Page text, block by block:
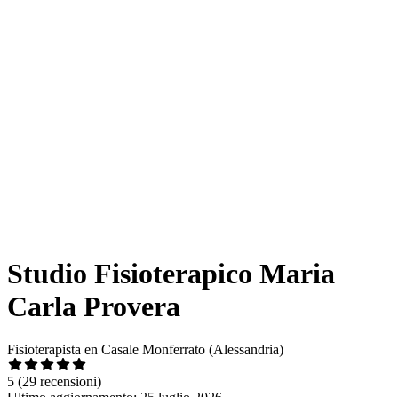
Studio Fisioterapico Maria
Carla Provera
Fisioterapista en Casale Monferrato (Alessandria)
5 (29 recensioni)